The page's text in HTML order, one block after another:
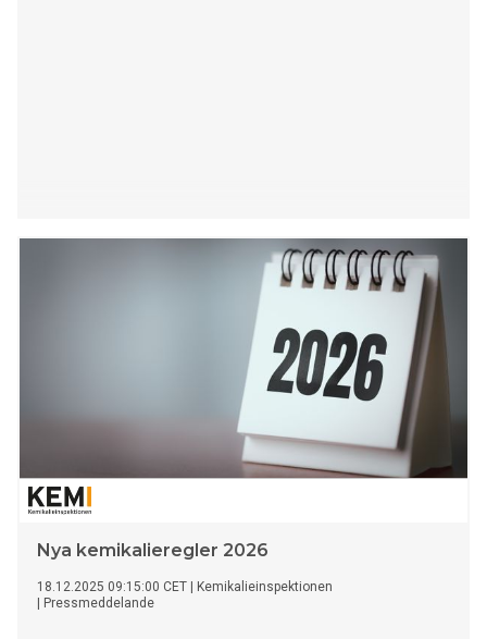
Nya kemikalieregler 2026
18.12.2025 09:15:00 CET
Kemikalieinspektionen
Pressmeddelande